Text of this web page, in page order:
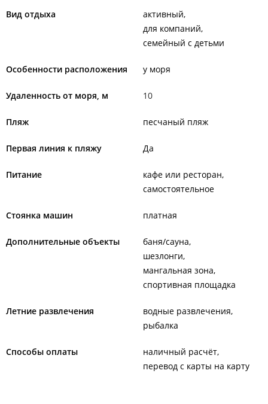
Вид отдыха
активный
для компаний
семейный с детьми
Особенности расположения у моря
Удаленность от моря, м 10
Пляж песчаный пляж
Первая линия к пляжу Да
Питание
кафе или ресторан
самостоятельное
Стоянка машин платная
Дополнительные объекты
баня/сауна
шезлонги
мангальная зона
спортивная площадка
Летние развлечения
водные развлечения
рыбалка
Способы оплаты
наличный расчёт
перевод с карты на карту